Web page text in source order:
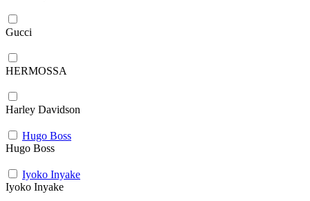
Gucci
HERMOSSA
Harley Davidson
Hugo Boss
Hugo Boss
Iyoko Inyake
Iyoko Inyake